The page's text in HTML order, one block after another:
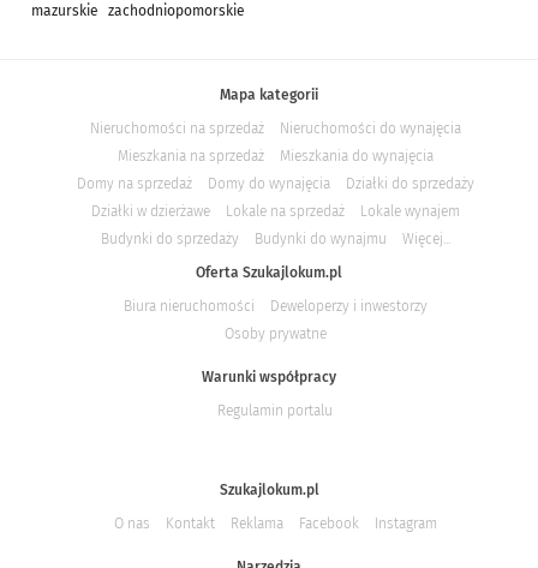
mazurskie
zachodniopomorskie
Mapa kategorii
Nieruchomości na sprzedaż
Nieruchomości do wynajęcia
Mieszkania na sprzedaż
Mieszkania do wynajęcia
Domy na sprzedaż
Domy do wynajęcia
Działki do sprzedaży
Działki w dzierżawe
Lokale na sprzedaż
Lokale wynajem
Budynki do sprzedaży
Budynki do wynajmu
Więcej...
Oferta Szukajlokum.pl
Biura nieruchomości
Deweloperzy i inwestorzy
Osoby prywatne
Warunki współpracy
Regulamin portalu
Szukajlokum.pl
O nas
Kontakt Reklama Facebook Instagram